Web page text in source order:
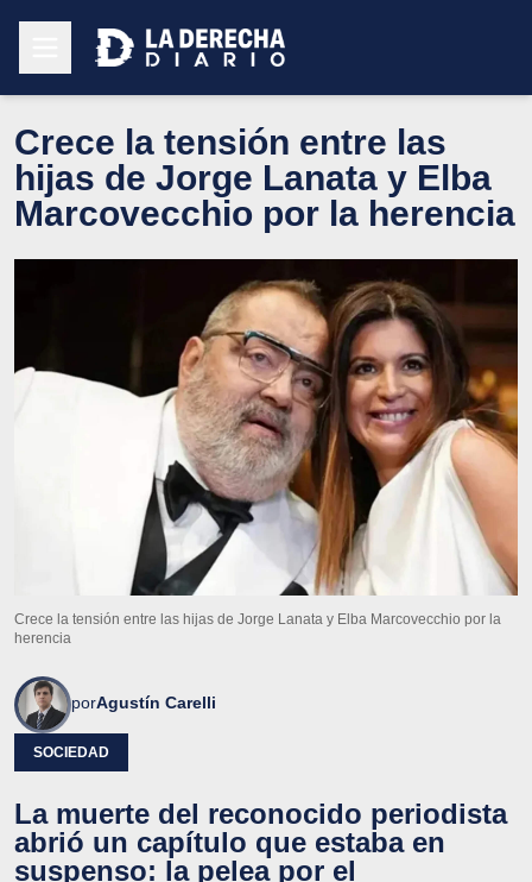
Crece la tensión entre las
hijas de Jorge Lanata y Elba
Marcovecchio por la herencia
Crece la tensión entre las hijas de Jorge Lanata y Elba Marcovecchio por la
herencia
porAgustín Carelli
SOCIEDAD
La muerte del reconocido periodista
abrió un capítulo que estaba en
suspenso: la pelea por el